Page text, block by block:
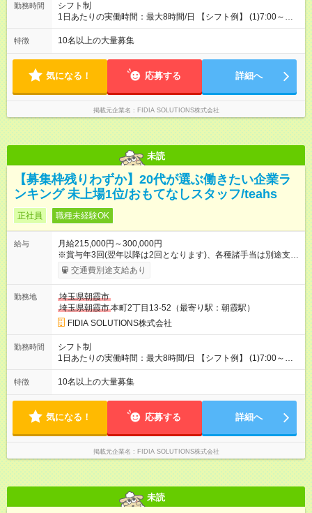
勤務時間
シフト制
1日あたりの実働時間：最大8時間/日 【シフト例】 (1)7:00～
16:00 (2)8:00～17:00 (3)13:00～22:00 (4)14:00～23:00
(5)22:00～7:00 (6)23:00～8:00
特徴 10名以上の大量募集
気になる！ 応募する 詳細へ
掲載元企業名 FIDIA SOLUTIONS株式会社
未読
【募集枠残りわずか】20代が選ぶ働きたい企業ラ
ンキング 未上場1位/おもてなしスタッフ/teahs
正社員 職種未経験OK
給与
月給215,000円～300,000円
※賞与年3回(翌年以降は2回となります)、各種諸手当は別途支
給！ ※能力・スキルを考慮し、ご相談の上で決定します。 【試
用期間】試用期間なし
交通費別途支給あり
勤務地
埼玉県朝霞市
埼玉県朝霞市本町2丁目13-52（最寄り駅：朝霞駅）
FIDIA SOLUTIONS株式会社
勤務時間
シフト制
1日あたりの実働時間：最大8時間/日 【シフト例】 (1)7:00～
16:00 (2)8:00～17:00 (3)13:00～22:00 (4)14:00～23:00
(5)22:00～7:00 (6)23:00～8:00
特徴 10名以上の大量募集
気になる！ 応募する 詳細へ
掲載元企業名 FIDIA SOLUTIONS株式会社
未読